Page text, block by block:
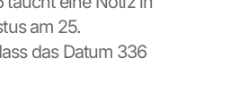
am 25.
das Datum 336